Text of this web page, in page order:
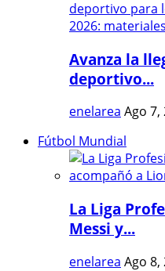
Avanza la
deportivo...
enelarea Ago 7,
Fútbol Mundial
La Liga
Messi y...
enelarea Ago 8,